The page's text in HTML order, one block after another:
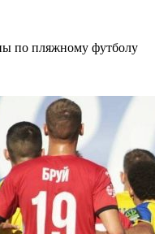
по пляжному футболу